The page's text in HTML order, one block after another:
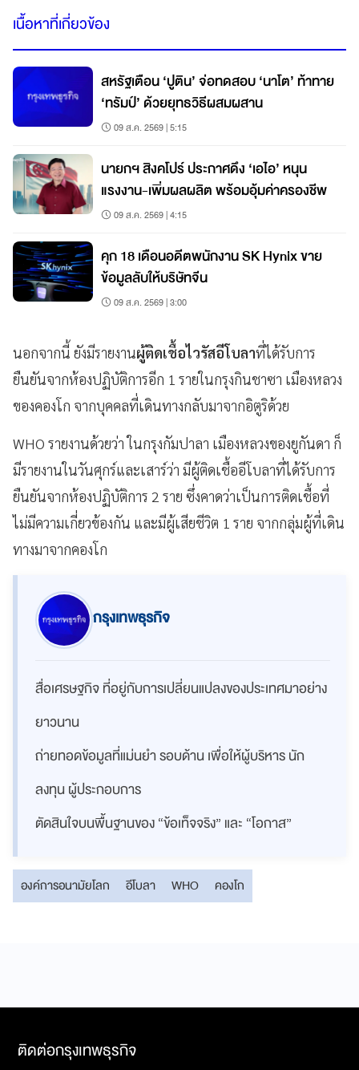
เนื้อหาที่เกี่ยวข้อง
สหรัฐเตือน ‘ปูติน’ จ่อทดสอบ ‘นาโต’ ท้าทาย
‘ทรัมป์’ ด้วยยุทธวิธีผสมผสาน
09 ส.ค. 2569 | 5:15
นายกฯ สิงคโปร์ ประกาศดึง ‘เอไอ’ หนุน
แรงงาน-เพิ่มผลผลิต พร้อมอุ้มค่าครองชีพ
09 ส.ค. 2569 | 4:15
คุก 18 เดือนอดีตพนักงาน SK Hynix ขาย
ข้อมูลลับให้บริษัทจีน
09 ส.ค. 2569 | 3:00
นอกจากนี้ ยังมีรายงานผู้ติดเชื้อไวรัสอีโบลาที่ได้รับการ
ยืนยันจากห้องปฏิบัติการอีก 1 รายในกรุงกินชาซา เมืองหลวง
ของคองโก จากบุคคลที่เดินทางกลับมาจากอิตูริด้วย
WHO รายงานด้วยว่า ในกรุงกัมปาลา เมืองหลวงของยูกันดา ก็
มีรายงานในวันศุกร์และเสาร์ว่า มีผู้ติดเชื้ออีโบลาที่ได้รับการ
ยืนยันจากห้องปฏิบัติการ 2 ราย ซึ่งคาดว่าเป็นการติดเชื้อที่
ไม่มีความเกี่ยวข้องกัน และมีผู้เสียชีวิต 1 ราย จากกลุ่มผู้ที่เดิน
ทางมาจากคองโก
กรุงเทพธุรกิจ
สื่อเศรษฐกิจ ที่อยู่กับการเปลี่ยนแปลงของประเทศมาอย่าง
ยาวนาน
ถ่ายทอดข้อมูลที่แม่นยำ รอบด้าน เพื่อให้ผู้บริหาร นัก
ลงทุน ผู้ประกอบการ
ตัดสินใจบนพื้นฐานของ “ข้อเท็จจริง” และ “โอกาส”
องค์การอนามัยโลก อีโบลา WHO คองโก
ติดต่อกรุงเทพธุรกิจ